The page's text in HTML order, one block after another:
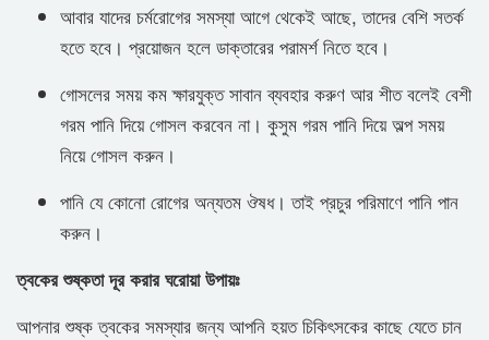
আবার যাদের চর্মরোগের সমস্যা আগে থেকেই আছে, তাদের বেশি সতর্ক
হতে হবে। প্রয়োজন হলে ডাক্তারের পরামর্শ নিতে হবে।
গোসলের সময় কম ক্ষারযুক্ত সাবান ব্যবহার করুণ আর শীত বলেই বেশী
গরম পানি দিয়ে গোসল করবেন না। কুসুম গরম পানি দিয়ে অল্প সময়
নিয়ে গোসল করুন।
পানি যে কোনো রোগের অন্যতম ঔষধ। তাই প্রচুর পরিমাণে পানি পান
করুন।
ত্বকের শুষ্কতা দূর করার ঘরোয়া উপায়ঃ
আপনার শুষ্ক ত্বকের সমস্যার জন্য আপনি হয়ত চিকিৎসকের কাছে যেতে চান